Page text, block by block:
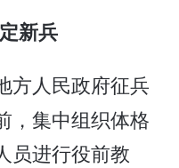
新兵
方人民政府征兵
，集中组织体格
员进行役前教